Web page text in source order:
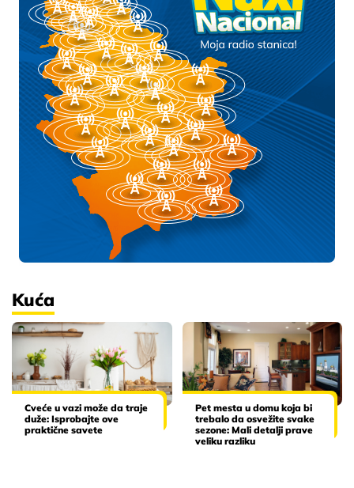
Kuća
Cveće u vazi može da traje
duže: Isprobajte ove
praktične savete
Pet mesta u domu koja bi
trebalo da osvežite svake
sezone: Mali detalji prave
veliku razliku